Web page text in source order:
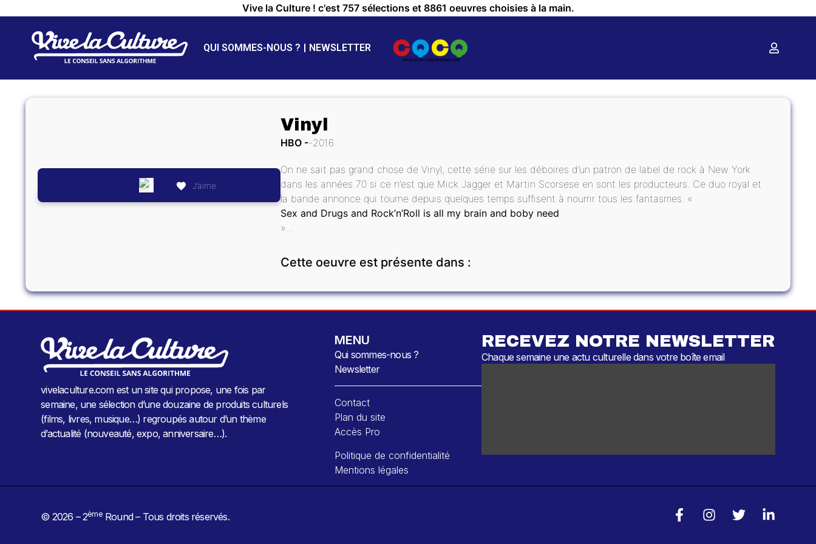
Vive la Culture ! c'est 757 sélections et 8861 oeuvres choisies à la main.
QUI SOMMES-NOUS ? NEWSLETTER
J’aime
Vinyl
HBO 2016
On ne sait pas grand chose de Vinyl, cette série sur les déboires d’un patron de label de rock à New York
dans les années 70 si ce n’est que Mick Jagger et Martin Scorsese en sont les producteurs. Ce duo royal et
la bande annonce qui tourne depuis quelques temps suffisent à nourrir tous les fantasmes. «
Sex and Drugs and Rock’n’Roll is all my brain and boby need
»...
Cette oeuvre est présente dans :
vivelaculture.com est un site qui propose, une fois par
semaine, une sélection d’une douzaine de produits culturels
(films, livres, musique…) regroupés autour d’un thème
d’actualité (nouveauté, expo, anniversaire…).
MENU
Qui sommes-nous ?
Newsletter
Contact
Plan du site
Accès Pro
Politique de confidentialité
Mentions légales
RECEVEZ NOTRE NEWSLETTER
Chaque semaine une actu culturelle dans votre boîte email
© 2026 – 2èmeRound – Tous droits réservés.